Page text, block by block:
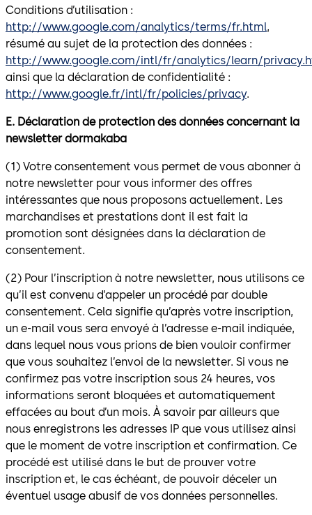
Conditions d’utilisation :
http://www.google.com/analytics/terms/fr.html,
résumé au sujet de la protection des données :
http://www.google.com/intl/fr/analytics/learn/
ainsi que la déclaration de confidentialité :
http://www.google.fr/intl/fr/policies/privacy.
E. Déclaration de protection des données concernant la
newsletter dormakaba
(1) Votre consentement vous permet de vous abonner à
notre newsletter pour vous informer des offres
intéressantes que nous proposons actuellement. Les
marchandises et prestations dont il est fait la
promotion sont désignées dans la déclaration de
consentement.
(2) Pour l’inscription à notre newsletter, nous utilisons ce
qu’il est convenu d’appeler un procédé par double
consentement. Cela signifie qu’après votre inscription,
un e-mail vous sera envoyé à l’adresse e-mail indiquée,
dans lequel nous vous prions de bien vouloir confirmer
que vous souhaitez l’envoi de la newsletter. Si vous ne
confirmez pas votre inscription sous 24 heures, vos
informations seront bloquées et automatiquement
effacées au bout d’un mois. À savoir par ailleurs que
nous enregistrons les adresses IP que vous utilisez ainsi
que le moment de votre inscription et confirmation. Ce
procédé est utilisé dans le but de prouver votre
inscription et, le cas échéant, de pouvoir déceler un
éventuel usage abusif de vos données personnelles.